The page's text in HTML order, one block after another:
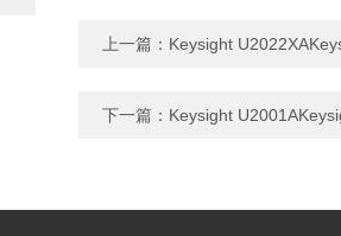
上一篇： Keysight
下一篇： Keysight